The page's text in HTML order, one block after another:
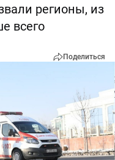
регионы, из
всего
Поделиться